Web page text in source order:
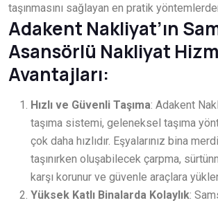
taşınmasını sağlayan en pratik
Adakent Nakliyat’ın
Asansörlü Nakliyat
Avantajları:
Hızlı ve Güvenli Taşıma: Adakent
taşıma sistemi, geleneksel taşıma
çok daha hızlıdır. Eşyalarınız bina
taşınırken oluşabilecek çarpma,
karşı korunur ve güvenle araçlara
Yüksek Katlı Binalarda Kolaylık: